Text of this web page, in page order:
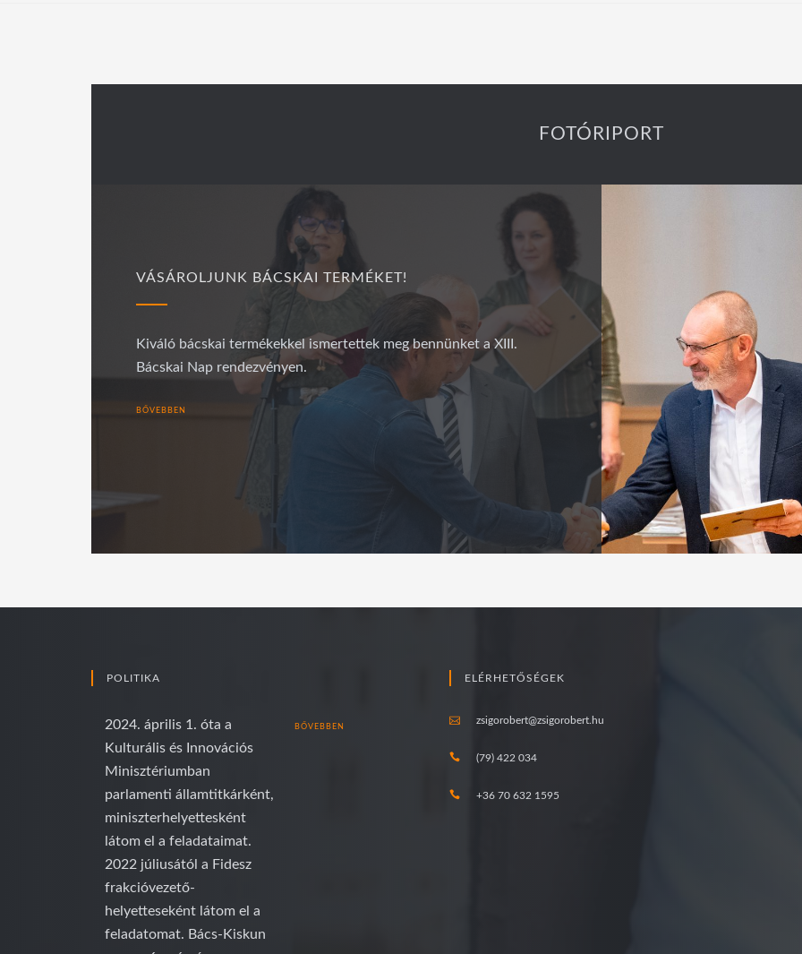
FOTÓRIPORT
VÁSÁROLJUNK BÁCSKAI TERMÉKET!
Kiváló bácskai termékekkel ismertettek meg bennünket a XIII.
Bácskai Nap rendezvényen.
BŐVEBBEN
POLITIKA
2024. április 1. óta a
Kulturális és Innovációs
Minisztériumban
parlamenti államtitkárként,
miniszterhelyettesként
látom el a feladataimat.
2022 júliusától a Fidesz
frakcióvezető-
helyetteseként látom el a
feladatomat. Bács-Kiskun
BŐVEBBEN
ELÉRHETŐSÉGEK
zsigorobert@zsigorobert.hu
(79) 422 034
+36 70 632 1595